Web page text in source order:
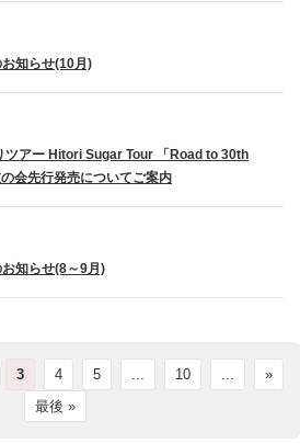
知らせ(10月)
アー Hitori Sugar Tour 「Road to 30th
先行発売についてご案内
知らせ(8～9月)
3 4 5 ... 10 ...
»
最後 »